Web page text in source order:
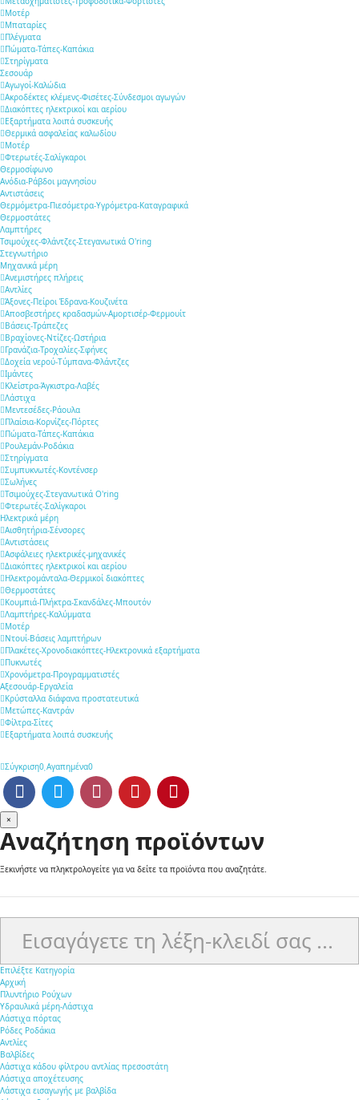
Μοτέρ
Μπαταρίες
Πλέγματα
Πώματα-Τάπες-Καπάκια
Στηρίγματα
Σεσουάρ
Αγωγοί-Καλώδια
Ακροδέκτες κλέμενς-Φισέτες-Σύνδεσμοι αγωγών
Διακόπτες ηλεκτρικοί και αερίου
Εξαρτήματα λοιπά συσκευής
Θερμικά ασφαλείας καλωδίου
Μοτέρ
Φτερωτές-Σαλίγκαροι
Θερμοσίφωνο
Ανόδια-Ράβδοι μαγνησίου
Αντιστάσεις
Θερμόμετρα-Πιεσόμετρα-Υγρόμετρα-Καταγραφικά
Θερμοστάτες
Λαμπτήρες
Τσιμούχες-Φλάντζες-Στεγανωτικά O'ring
Στεγνωτήριο
Μηχανικά μέρη
Ανεμιστήρες πλήρεις
Αντλίες
Άξονες-Πείροι Έδρανα-Κουζινέτα
Αποσβεστήρες κραδασμών-Αμορτισέρ-Φερμουίτ
Βάσεις-Τράπεζες
Βραχίονες-Ντίζες-Ωστήρια
Γρανάζια-Τροχαλίες-Σφήνες
Δοχεία νερού-Τύμπανα-Φλάντζες
Ιμάντες
Κλείστρα-Άγκιστρα-Λαβές
Λάστιχα
Μεντεσέδες-Ράουλα
Πλαίσια-Κορνίζες-Πόρτες
Πώματα-Τάπες-Καπάκια
Ρουλεμάν-Ροδάκια
Στηρίγματα
Συμπυκνωτές-Κοντένσερ
Σωλήνες
Τσιμούχες-Στεγανωτικά O'ring
Φτερωτές-Σαλίγκαροι
Ηλεκτρικά μέρη
Αισθητήρια-Σένσορες
Αντιστάσεις
Ασφάλειες ηλεκτρικές-μηχανικές
Διακόπτες ηλεκτρικοί και αερίου
Ηλεκτρομάνταλα-Θερμικοί διακόπτες
Θερμοστάτες
Κουμπιά-Πλήκτρα-Σκανδάλες-Μπουτόν
Λαμπτήρες-Καλύμματα
Μοτέρ
Ντουί-Βάσεις λαμπτήρων
Πλακέτες-Χρονοδιακόπτες-Ηλεκτρονικά εξαρτήματα
Πυκνωτές
Χρονόμετρα-Προγραμματιστές
Αξεσουάρ-Εργαλεία
Κρύσταλλα διάφανα προστατευτικά
Μετώπες-Καντράν
Φίλτρα-Σίτες
Εξαρτήματα λοιπά συσκευής
Σύγκριση0 Αγαπημένα0
×
Αναζήτηση προϊόντων
Ξεκινήστε να πληκτρολογείτε για να δείτε τα προϊόντα που αναζητάτε.
queryy
Επιλέξτε Κατηγορία
Αρχική
Πλυντήριο Ρούχων
Υδραυλικά μέρη-Λάστιχα
Λάστιχα πόρτας
Ρόδες Ροδάκια
Αντλίες
Βαλβίδες
Λάστιχα κάδου φίλτρου αντλίας πρεσοστάτη
Λάστιχα αποχέτευσης
Λάστιχα εισαγωγής με βαλβίδα